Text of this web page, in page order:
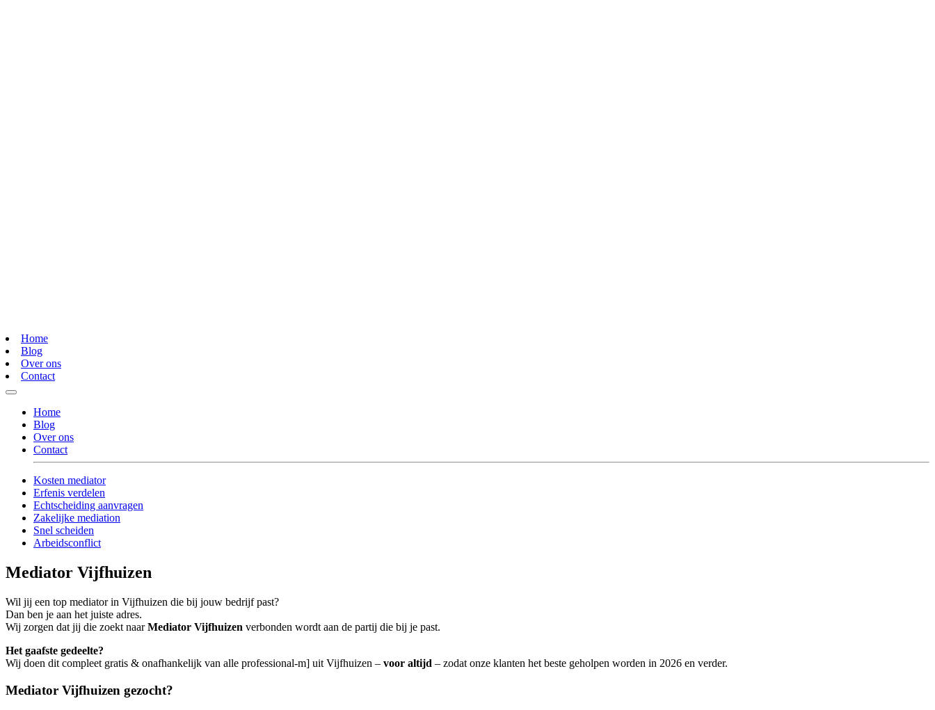
Home
Blog
Over ons
Contact
Home
Blog
Over ons
Contact
Kosten mediator
Erfenis verdelen
Echtscheiding aanvragen
Zakelijke mediation
Snel scheiden
Arbeidsconflict
Mediator Vijfhuizen
Wil jij een top mediator in Vijfhuizen die bij jouw bedrijf past?
Dan ben je aan het juiste adres.
Wij zorgen dat jij die zoekt naarMediator Vijfhuizen verbonden wordt aan de partij die bij je past.
Het gaafste gedeelte?
Wij doen dit compleet gratis & onafhankelijk van alle professional-m] uit Vijfhuizen – voor altijd – zodat onze klanten het beste geholpen worden in 2026 en verder.
Mediator Vijfhuizen gezocht?